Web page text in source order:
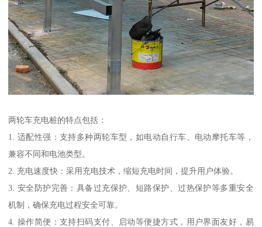
两轮车充电桩的特点包括：
1. 适配性强：支持多种两轮车型，如电动自行车、电动摩托车等，
兼容不同和电池类型。
2. 充电速度快：采用充电技术，缩短充电时间，提升用户体验。
3. 安全防护完善：具备过充保护、短路保护、过热保护等多重安全
机制，确保充电过程安全可靠。
4. 操作简便：支持扫码支付、启动等便捷方式，用户界面友好，易